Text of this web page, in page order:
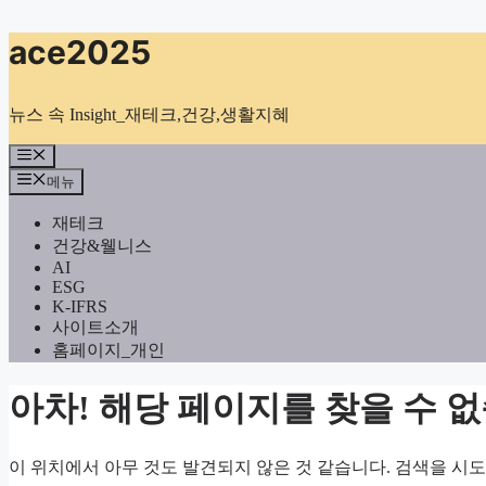
컨
텐
로
너
뛰
기
ace2025
뉴스 속 Insight_재테크,건강,생활지혜
메
뉴
메뉴
재테크
건강&웰니스
AI
ESG
K-IFRS
사이트소개
홈페이지_개인
아차! 해당 페이지를 찾을 수
이 위치에서 아무 것도 발견되지 않은 것 같습니다. 검색을 시